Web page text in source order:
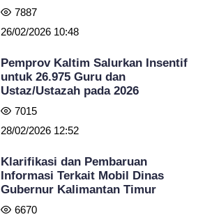
7887
26/02/2026 10:48
Pemprov Kaltim Salurkan Insentif
untuk 26.975 Guru dan
Ustaz/Ustazah pada 2026
7015
28/02/2026 12:52
Klarifikasi dan Pembaruan
Informasi Terkait Mobil Dinas
Gubernur Kalimantan Timur
6670